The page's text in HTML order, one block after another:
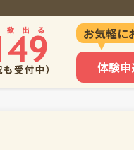
お気軽に
体験申